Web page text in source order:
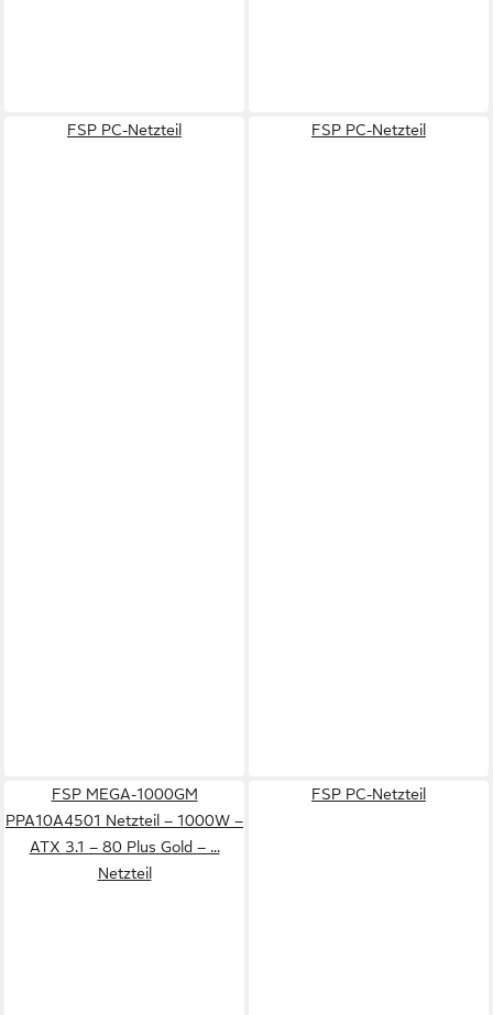
FSP PC-Netzteil FSP PC-Netzteil
FSP MEGA-1000GM
PPA10A4501 Netzteil – 1000W –
ATX 3.1 – 80 Plus Gold – ...
Netzteil
FSP PC-Netzteil